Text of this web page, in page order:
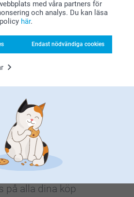
med våra partners för
och analys. Du kan läsa
här.
Endast nödvändiga cookies
smartphoto?
kundgaranti
på alla dina köp